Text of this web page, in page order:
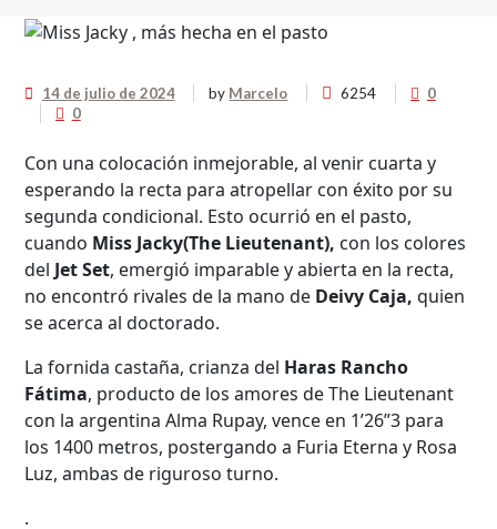
14 de julio de 2024 by Marcelo 6254
0
0
Con una colocación inmejorable, al venir cuarta y
esperando la recta para atropellar con éxito por su
segunda condicional. Esto ocurrió en el pasto,
cuando Miss Jacky(The Lieutenant), con los colores
del Jet Set, emergió imparable y abierta en la recta,
no encontró rivales de la mano de Deivy Caja,quien
se acerca al doctorado.
La fornida castaña, crianza del Haras Rancho
Fátima, producto de los amores de The Lieutenant
con la argentina Alma Rupay, vence en 1’26”3 para
los 1400 metros, postergando a Furia Eterna y Rosa
Luz, ambas de riguroso turno.
.